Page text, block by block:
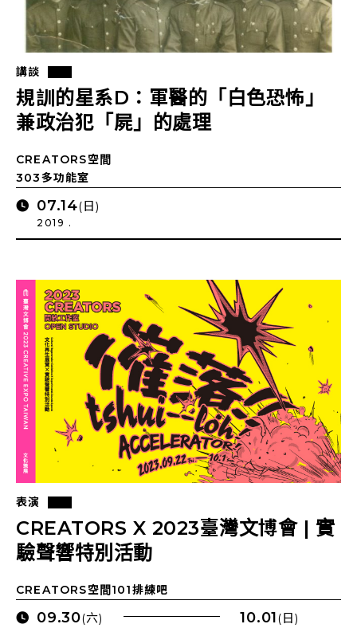
講談
規訓的星系D：軍醫的「白色恐怖」
兼政治犯「屍」的處理
CREATORS空間
303多功能室
07.14(日)
2019 .
表演
CREATORS X 2023臺灣文博會 | 實
驗聲響特別活動
CREATORS空間101排練吧
09.30(六) 10.01(日)